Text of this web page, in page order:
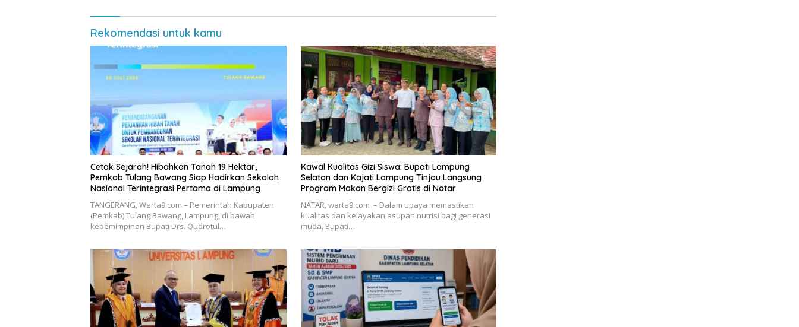
Rekomendasi untuk kamu
Cetak Sejarah! Hibahkan Tanah 19 Hektar,
Pemkab Tulang Bawang Siap Hadirkan Sekolah
Nasional Terintegrasi Pertama di Lampung
​TANGERANG, Warta9.com – Pemerintah Kabupaten
(Pemkab) Tulang Bawang, Lampung, di bawah
kepemimpinan Bupati Drs. Qudrotul…
Kawal Kualitas Gizi Siswa: Bupati Lampung
Selatan dan Kajati Lampung Tinjau Langsung
Program Makan Bergizi Gratis di Natar
NATAR, warta9.com – Dalam upaya memastikan
kualitas dan kelayakan asupan nutrisi bagi generasi
muda, Bupati…